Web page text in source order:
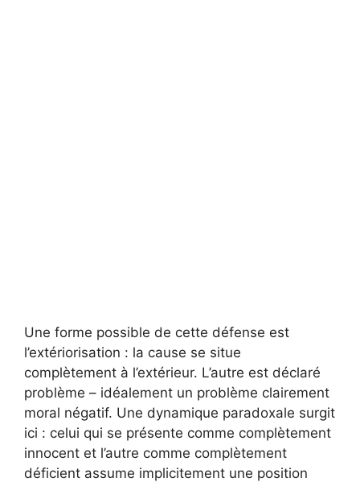
Une forme possible de cette défense est
l’extériorisation : la cause se situe
complètement à l’extérieur. L’autre est déclaré
problème – idéalement un problème clairement
moral négatif. Une dynamique paradoxale surgit
ici : celui qui se présente comme complètement
innocent et l’autre comme complètement
déficient assume implicitement une position